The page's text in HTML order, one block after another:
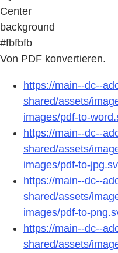
Center
background
#fbfbfb
Von PDF konvertieren.
https://main--dc--
shared/assets/
images/pdf-to-
https://main--dc--
shared/assets/
images/pdf-to-
https://main--dc--
shared/assets/
images/pdf-to-
https://main--dc--
shared/assets/